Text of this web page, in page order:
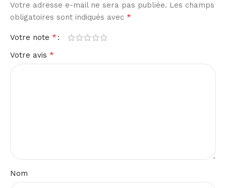
Votre adresse e-mail ne sera pas publiée. Les champs
obligatoires sont indiqués avec *
Votre note *
Votre avis *
Nom